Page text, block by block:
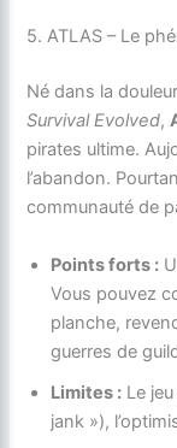
5. ATLAS – Le
Né dans la
Survival Evolved,
pirates ultime.
l’abandon.
communauté de
Points forts :
Vous pouvez
planche,
guerres de
Limites : Le
jank »),